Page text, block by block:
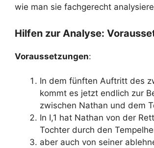
wie man sie fachgerecht
Hilfen zur Analyse:
Voraussetzungen:
In dem fünften Auftritt des
kommt es jetzt endlich zur
zwischen Nathan und dem
In I,1 hat Nathan von der
Tochter durch den
aber auch von seiner